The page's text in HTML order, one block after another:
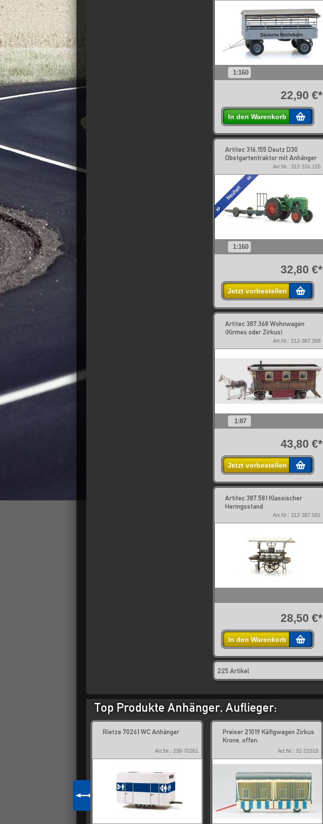
1:160
22,90 €*
In den Warenkorb
Artitec 316.155 Deutz D30
Obstgartentraktor mit Anhänger
Art.Nr.: 312-316.155
1:160
32,80 €*
Jetzt vorbestellen
Artitec 387.368 Wohnwagen
(Kirmes oder Zirkus)
Art.Nr.: 312-387.368
1:87
43,80 €*
Jetzt vorbestellen
Artitec 387.581 Klassischer
Heringsstand
Art.Nr.: 312-387.581
28,50 €*
In den Warenkorb
225 Artikel
Top Produkte Anhänger, Auflieger:
Rietze 70261 WC Anhänger
Art.Nr.: 238-70261
Preiser 21019 Käfigwagen Zirkus
Krone, offen.
Art.Nr.: 31-21019